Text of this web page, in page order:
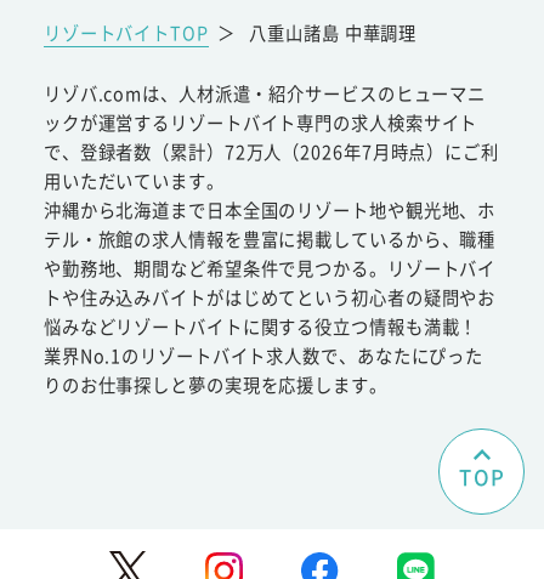
リゾートバイトTOP ＞ 八重山諸島 中華調理
リゾバ.comは、人材派遣・紹介サービスのヒューマニ
ックが運営するリゾートバイト専門の求人検索サイト
で、登録者数（累計）72万人（2026年7月時点）にご利
用いただいています。
沖縄から北海道まで日本全国のリゾート地や観光地、ホ
テル・旅館の求人情報を豊富に掲載しているから、職種
や勤務地、期間など希望条件で見つかる。リゾートバイ
トや住み込みバイトがはじめてという初心者の疑問やお
悩みなどリゾートバイトに関する役立つ情報も満載！
業界No.1のリゾートバイト求人数で、あなたにぴった
りのお仕事探しと夢の実現を応援します。
TOP